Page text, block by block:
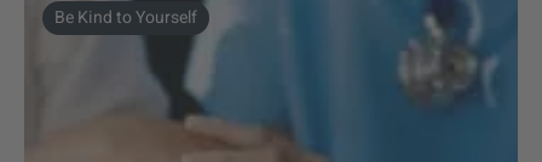
Be Kind to Yourself